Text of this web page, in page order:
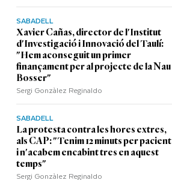
SABADELL
Xavier Cañas, director de l'Institut
d'Investigació i Innovació del Taulí:
"Hem aconseguit un primer
finançament per al projecte de la Nau
Bosser"
Sergi Gonzàlez Reginaldo
SABADELL
La protesta contra les hores extres,
als CAP: "Tenim 12 minuts per pacient
i n'acabem encabint tres en aquest
temps"
Sergi Gonzàlez Reginaldo